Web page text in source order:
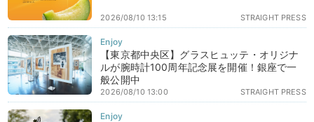
STRAIGHT PRESS
2026/08/10 13:15
【東京都中央区】グラスヒュッテ・オリジナ
ルが腕時計100周年記念展を開催！銀座で一
般公開中
STRAIGHT PRESS
2026/08/10 13:00